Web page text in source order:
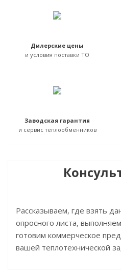
Дилерские цены
и условия поставки ТО
Заводская гарантия
и сервис теплообменников
Рассказываем, где взять
опросного листа,
готовим коммерческое
вашей теплотехнической